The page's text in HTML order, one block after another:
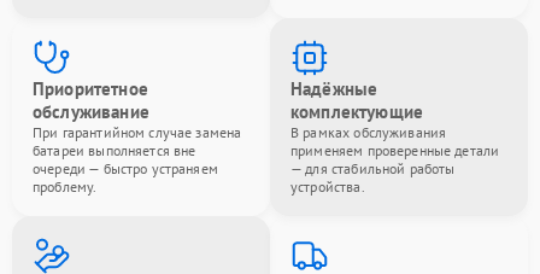
Приоритетное
обслуживание
При гарантийном случае замена
батареи выполняется вне
очереди — быстро устраняем
проблему.
Надёжные
комплектующие
В рамках обслуживания
применяем проверенные детали
— для стабильной работы
устройства.